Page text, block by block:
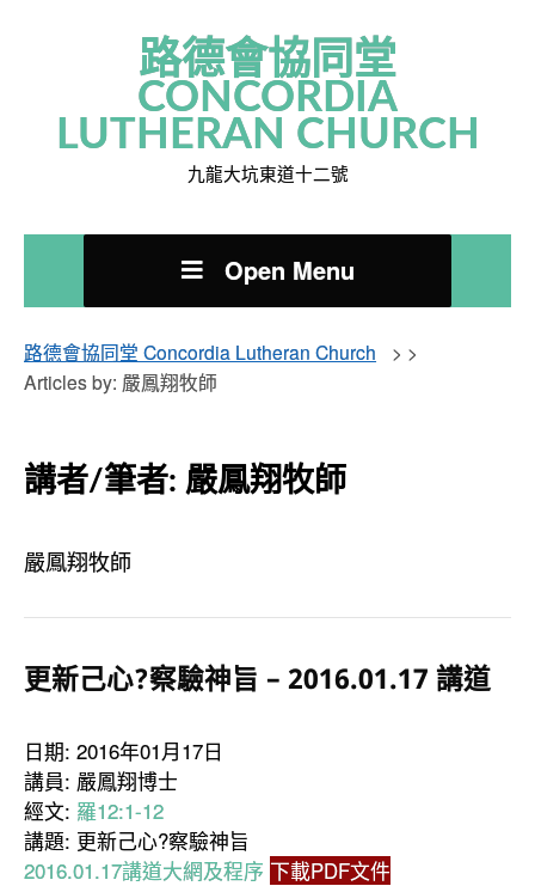
路德會協同堂
CONCORDIA
LUTHERAN CHURCH
九龍大坑東道十二號
Open Menu
路德會協同堂 Concordia Lutheran Church
> >
Articles by: 嚴鳳翔牧師
講者/筆者: 嚴鳳翔牧師
嚴鳳翔牧師
更新己心?察驗神旨 – 2016.01.17 講道
日期: 2016年01月17日
講員: 嚴鳳翔博士
經文: 羅12:1-12
講題: 更新己心?察驗神旨
2016.01.17講道大網及程序 下載PDF文件